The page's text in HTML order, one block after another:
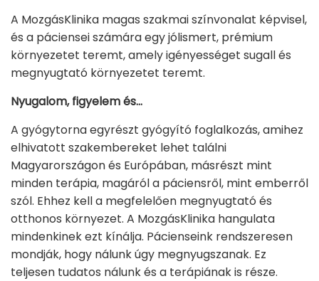
A MozgásKlinika magas szakmai színvonalat képvisel,
és a páciensei számára egy jólismert, prémium
környezetet teremt, amely igényességet sugall és
megnyugtató környezetet teremt.
Nyugalom, figyelem és...
A gyógytorna egyrészt gyógyító foglalkozás, amihez
elhivatott szakembereket lehet találni
Magyarországon és Európában, másrészt mint
minden terápia, magáról a páciensről, mint emberről
szól. Ehhez kell a megfelelően megnyugtató és
otthonos környezet. A MozgásKlinika hangulata
mindenkinek ezt kínálja. Pácienseink rendszeresen
mondják, hogy nálunk úgy megnyugszanak. Ez
teljesen tudatos nálunk és a terápiának is része.